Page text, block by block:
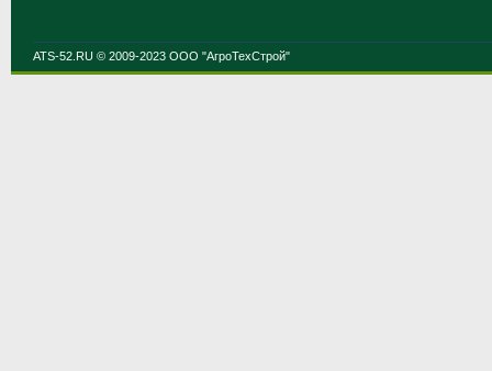
ATS-52.RU © 2009-2023 ООО "АгроТехСтрой"